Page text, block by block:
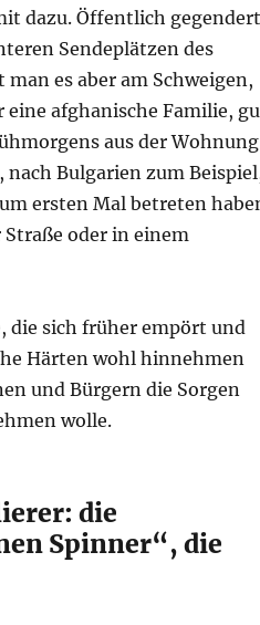
dazu. Öffentlich gegendert
Sendeplätzen des
es aber am Schweigen,
afghanische Familie,
aus der Wohnung
Bulgarien zum
ersten Mal betreten
oder in einem
die sich früher empört und
Härten wohl hinnehmen
und Bürgern die Sorgen
wolle.
die
Spinner“, die